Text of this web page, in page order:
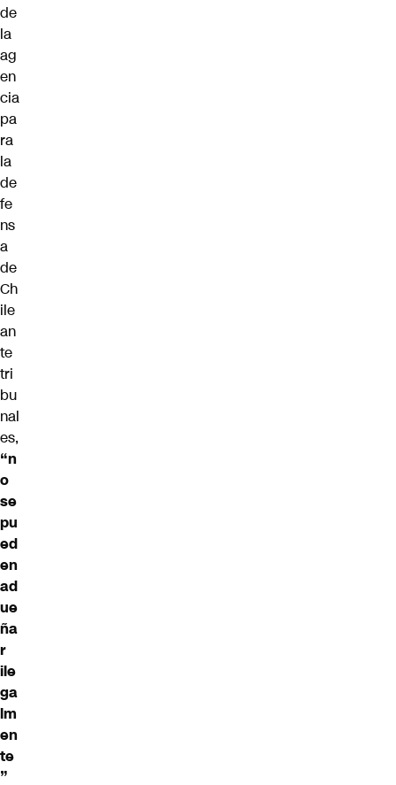
de
la
ag
en
cia
pa
ra
la
de
fe
ns
a
de
Ch
ile
an
te
tri
bu
nal
es,
“n
o
se
pu
ed
en
ad
ue
ña
r
ile
ga
lm
en
te
”